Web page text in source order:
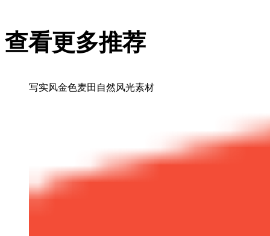
查看更多推荐
写实风金色麦田自然风光素材